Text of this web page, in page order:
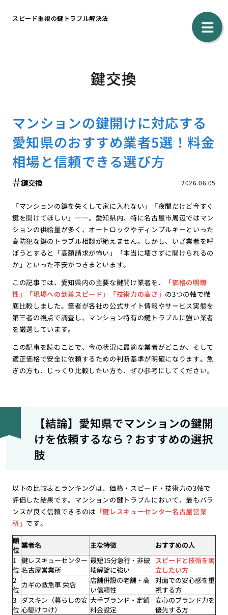
スピード重視の鍵トラブル解決法
鍵交換
マンションの鍵開けに対応する
愛知県のおすすめ業者5選！料金
相場と信頼できる選び方
2026.06.05
鍵交換
「マンションの鍵を失くして家に入れない」「夜間だけど今すぐ
鍵を開けてほしい」――。愛知県内、特に名古屋市周辺ではマン
ションの供給量が多く、オートロックやディンプルキーといった
高防犯な鍵のトラブル相談が絶えません。しかし、いざ業者を呼
ぼうとすると「高額請求が怖い」「本当に壊さずに開けられるの
か」といった不安がつきまといます。
この記事では、愛知県内の主要な鍵開け業者を、
「価格の明瞭
性」「現場への到着スピード」「技術力の高さ」 の3つの軸で徹
底比較しました。筆者が各社の公式サイト情報やサービス実態を
第三者の視点で調査し、マンション特有の鍵トラブルに強い業者
を厳選しています。
この記事を読むことで、今の状況に最適な業者がどこか、そして
適正価格で安全に依頼するための判断基準が明確になります。急
ぎの方も、じっくり比較したい方も、ぜひ参考にしてください。
【結論】愛知県でマンションの鍵開
けを依頼するなら？おすすめの選択
肢
以下の比較表とランキングは、価格・スピード・技術力の3軸で
評価した結果です。マンションの鍵トラブルにおいて、最もバラ
ンスが良く信頼できるのは 「鍵レスキューセンター名古屋営業
所」 です。
順
位
業者名 主な特徴
おすすめの人
1
位
鍵レスキューセンター
名古屋営業所
最短15分急行・非破
壊解錠に強い
スピードと技術を両
立したい方
2
位
カギの救急車 栄店
店舗併設の老舗・高
い信頼性
対面での安心感を重
視する方
3
位
ダスキン（暮らしの安
心駆けつけ）
大手ブランド・定額
料金設定
安心のブランド力を
優先する方